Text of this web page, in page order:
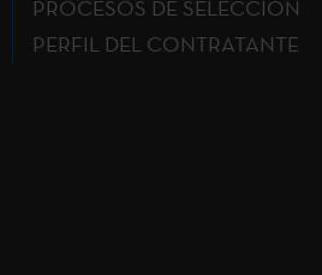
PROCESOS DE SELECCIÓN
PERFIL DEL CONTRATANTE